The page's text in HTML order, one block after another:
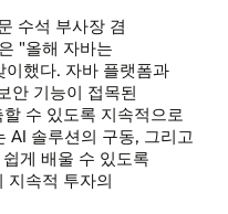
수석 부사장 겸
"올해 자바는
했다. 자바 플랫폼과
안 기능이 접목된
수 있도록 지속적으로
AI 솔루션의 구동, 그리고
게 배울 수 있도록
지속적 투자의